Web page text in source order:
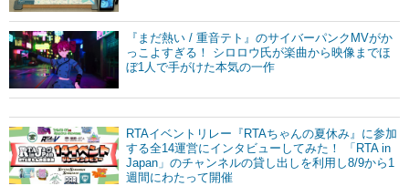
『まだ熱い / 重音テト』のサイバーパンクMVがか
っこよすぎる！ シロロウ氏が楽曲から映像までほ
ぼ1人で手がけた本気の一作
RTAイベントリレー『RTAちゃんの夏休み』に参加
する全14運営にインタビューしてみた！ 「RTA in
Japan」のチャンネルの貸し出しを利用し8/9から1
週間にわたって開催